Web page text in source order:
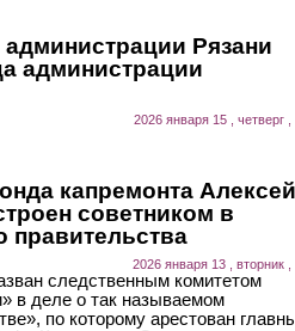
Рязани
администрации
2026 января 15 , четверг ,
капремонта Алексей
советником в
правительства
2026 января 13 , вторник ,
следственным комитетом
в деле о так называемом
по которому арестован